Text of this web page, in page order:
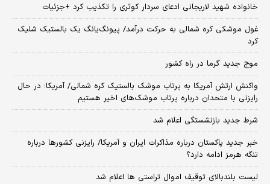
خانواده شهید لاریجانی ادعای سردار کوثری را تکذیب کرد +جزئیات
غول موشکی کره شمالی به حرکت درآمد/ پیونگ‌یانگ یک بالستیک شلیک
کرد
موج جدید گرما در راه کشور
واکنش ارتش آمریکا به پرتاب موشک بالستیک کره شمالی/ آمریکا: در حال
رایزنی با متحدان درباره پرتاب موشک‌های اخیر هستیم
شرط جدید بازنشستگی اعلام شد
خبر جدید پاکستان درباره مذاکرات ایران و آمریکا/ رایزنی کشورها درباره
تنگه هرمز ادامه دارد؟
لیست بلندبالای توقیف اموال تراستی ها اعلام شد